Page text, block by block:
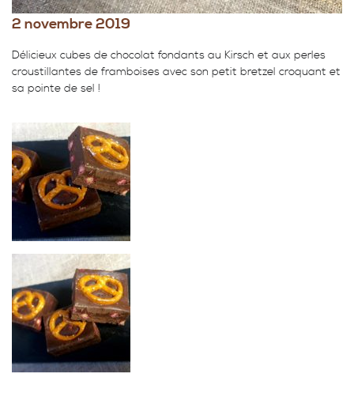
2 novembre 2019
Délicieux cubes de chocolat fondants au Kirsch et aux perles
croustillantes de framboises avec son petit bretzel croquant et
sa pointe de sel !